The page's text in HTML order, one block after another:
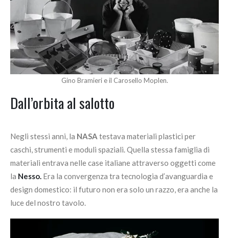
Gino Bramieri e il Carosello Moplen.
Dall’orbita al salotto
Negli stessi anni, la NASA testava materiali plastici per
caschi, strumenti e moduli spaziali. Quella stessa famiglia di
materiali entrava nelle case italiane attraverso oggetti come
la Nesso. Era la convergenza tra tecnologia d’avanguardia e
design domestico: il futuro non era solo un razzo, era anche la
luce del nostro tavolo.